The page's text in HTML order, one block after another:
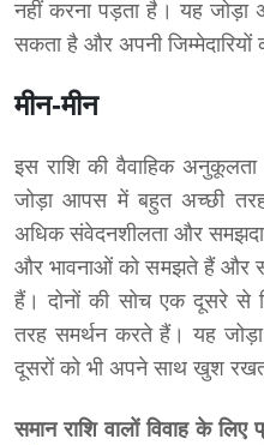
नहीं करना पड़ता है। यह जोड़ा
सकता है और अपनी
मीन-मीन
इस राशि की वैवाहिक
जोड़ा आपस में बहुत अच्छी
अधिक संवेदनशीलता और
और भावनाओं को समझते हैं और
हैं। दोनों की सोच एक दूसरे से
तरह समर्थन करते हैं। यह
दूसरों को भी अपने साथ खुश
समान राशि वालों विवाह के लिए